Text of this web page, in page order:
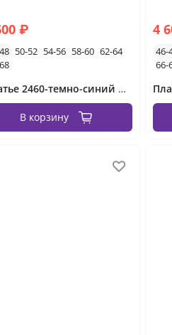
₽
50-52 54-56 58-60 62-64
Платье 2460-темно-синий Minova
В корзину
4
46-
66-